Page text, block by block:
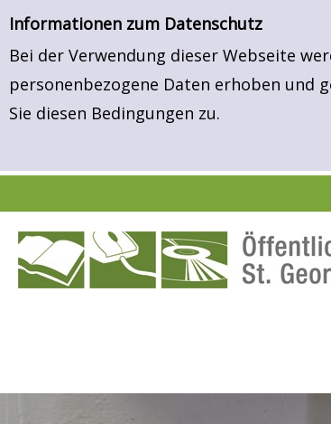
Neuerwerbungen
Informationen zum Datenschutz
Bei der Verwendung dieser Webseite
personenbezogene Daten erhoben und
Sie diesen Bedingungen zu.
Zur Detailanzeige springen